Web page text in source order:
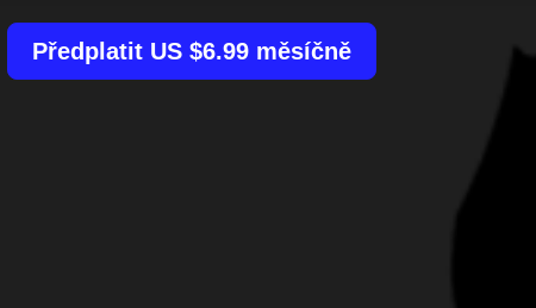
Předplatit US $6.99 měsíčně